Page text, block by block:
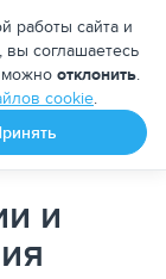
Москва
блох и клещей
Лечебно-
и
работы сайта и
вы соглашаетесь
можно отклонить.
cookie.